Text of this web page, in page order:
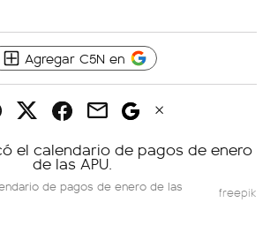
Agregar C5N en
de pagos de enero de las freepik